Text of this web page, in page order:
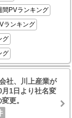
間PVランキング
ランキング
グ
グ
社、川上産業が
月1日より社名変
更。